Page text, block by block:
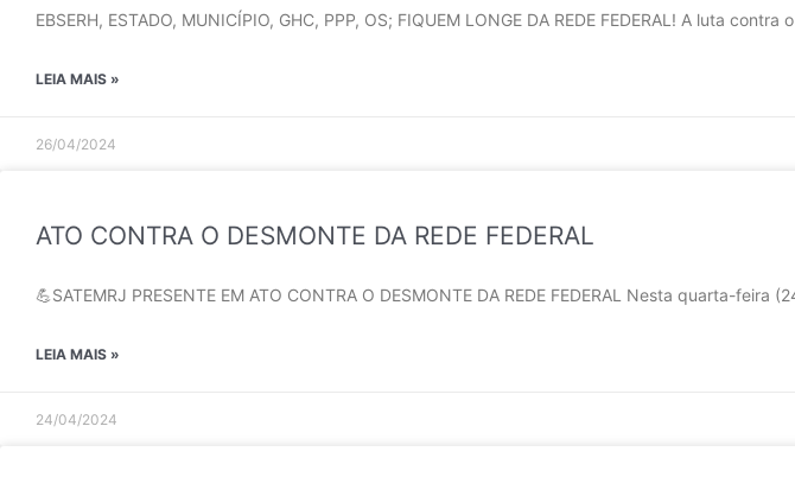
EBSERH, ESTADO, MUNICÍPIO, GHC, PPP, OS; FIQUEM LONGE DA REDE FEDERAL! A luta
LEIA MAIS »
26/04/2024
ATO CONTRA O DESMONTE DA REDE FEDERAL
💪SATEMRJ PRESENTE EM ATO CONTRA O DESMONTE DA REDE FEDERAL Nesta quarta-
LEIA MAIS »
24/04/2024